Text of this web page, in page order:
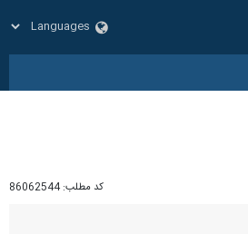
کد مطلب: 86062544